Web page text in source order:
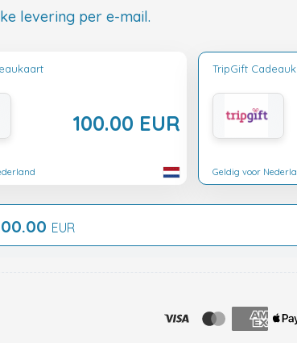
levering per e-mail.
100.00 EUR
TripGift
Geldig voor
EUR